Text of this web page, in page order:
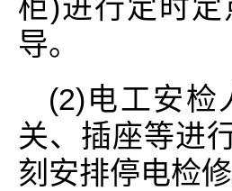
柜)进行定时
导。
(2)电工安检
关、插座等进
刻安排停电检修